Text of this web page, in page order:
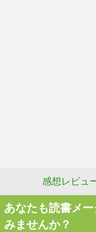
感想レビュ
あなたも読書メ
みませんか？